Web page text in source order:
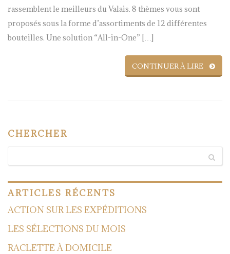
rassemblent le meilleurs du Valais. 8 thèmes vous sont
proposés sous la forme d’assortiments de 12 différentes
bouteilles. Une solution “All-in-One” […]
CONTINUER À LIRE
CHERCHER
ARTICLES RÉCENTS
ACTION SUR LES EXPÉDITIONS
LES SÉLECTIONS DU MOIS
RACLETTE À DOMICILE